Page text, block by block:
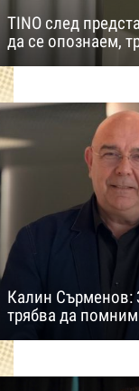
TINO след
да се опознаем,
Калин Сърменов:
трябва да